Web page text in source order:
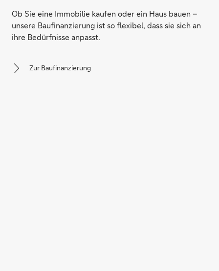
Ob Sie eine Immobilie kaufen oder ein Haus bauen –
unsere Baufinanzierung ist so flexibel, dass sie sich an
ihre Bedürfnisse anpasst.
Zur Baufinanzierung